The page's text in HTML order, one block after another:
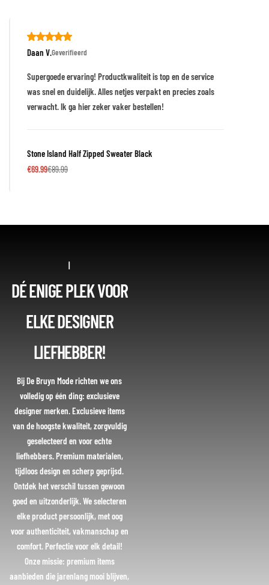
Daan V.Geverifieerd
Supergoede ervaring! Productkwaliteit is top en de service
was snel en duidelijk. Alles netjes verpakt en precies zoals
verwacht. Ik ga hier zeker vaker bestellen!
Stone Island Half Zipped Sweater Black
€89.99
€69.99
|
DÉ ENIGE PLEK VOOR
ELKE DESIGNER
LIEFHEBBER!
Bij De Bruyn Mode richten we ons
volledig op één ding: exclusieve
designer merken. Exclusieve items
van de hoogste kwaliteit, zorgvuldig
geselecteerd en voor echte
liefhebbers. Premium materialen,
tijdloos design en scherp geprijsd.
Ontdek het verschil tussen gewoon
goed en uitzonderlijk. We selecteren
elke product persoonlijk, met oog
voor authenticiteit, vakmanschap en
comfort. Perfectie voor elk detail!
Onze missie: premium items
aanbieden die jarenlang mooi blijven,